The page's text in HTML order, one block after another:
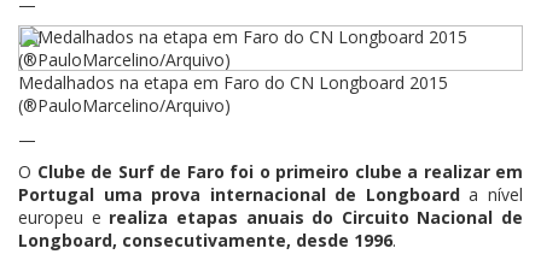
Medalhados na etapa em Faro do CN Longboard 2015
(®PauloMarcelino/Arquivo)
—
O Clube de Surf de Faro foi o primeiro clube a realizar em
Portugal uma prova internacional de Longboarda nível
europeu e realiza etapas anuais do Circuito Nacional de
Longboard, consecutivamente, desde 1996.